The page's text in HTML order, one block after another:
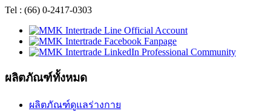
Tel : (66) 0-2417-0303
ผลิตภัณฑ์ทั้งหมด
ผลิตภัณฑ์ดูแลร่างกาย